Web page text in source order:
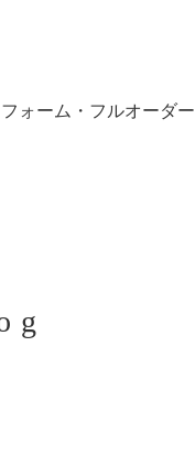
フォーム・フルオーダー